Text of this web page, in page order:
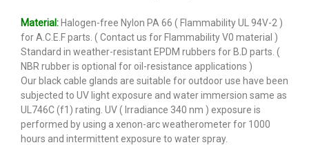
Material: Halogen-free Nylon PA 66 ( Flammability UL 94V-2 )
for A.C.E.F parts. ( Contact us for Flammability V0 material )
Standard in weather-resistant EPDM rubbers for B.D parts. (
NBR rubber is optional for oil-resistance applications )
Our black cable glands are suitable for outdoor use have been
subjected to UV light exposure and water immersion same as
UL746C (f1) rating. UV ( Irradiance 340 nm ) exposure is
performed by using a xenon-arc weatherometer for 1000
hours and intermittent exposure to water spray.